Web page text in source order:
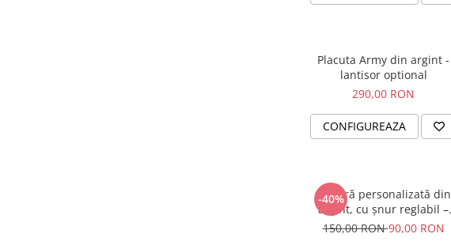
Placuta Army din argint -
lantisor optional
290,00 RON
CONFIGUREAZA
-40%
Brățară personalizată din
argint, cu șnur reglabil –
simbol Soare
150,00 RON90,00 RON